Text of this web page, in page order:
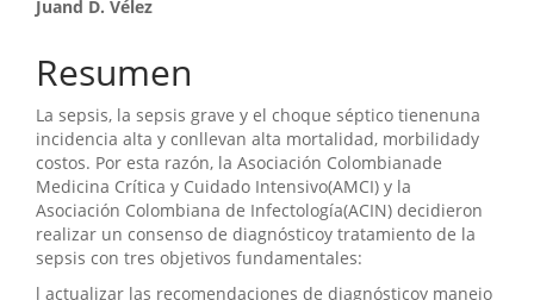
Juand D. Vélez
Resumen
La sepsis, la sepsis grave y el choque séptico tienenuna
incidencia alta y conllevan alta mortalidad, morbilidady
costos. Por esta razón, la Asociación Colombianade
Medicina Crítica y Cuidado Intensivo(AMCI) y la
Asociación Colombiana de Infectología(ACIN) decidieron
realizar un consenso de diagnósticoy tratamiento de la
sepsis con tres objetivos fundamentales:
l actualizar las recomendaciones de diagnósticoy manejo